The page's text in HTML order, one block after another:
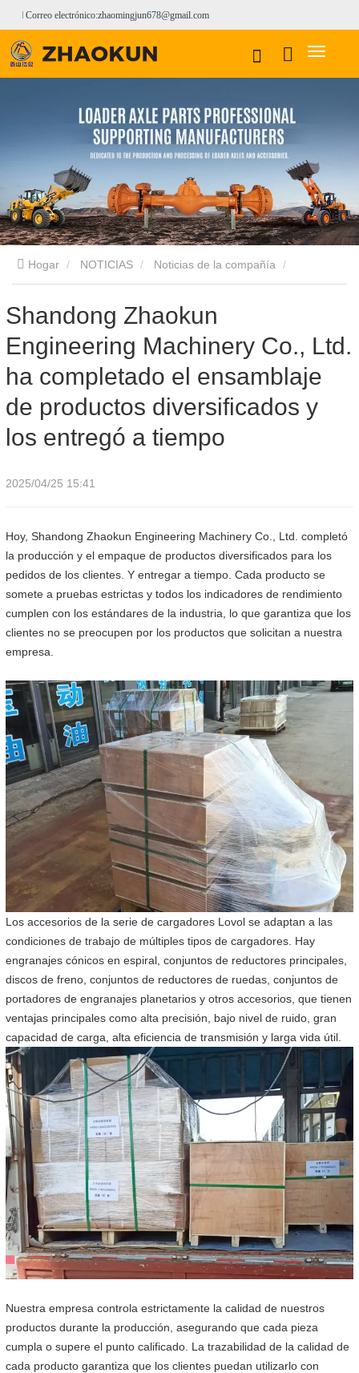
Correo electrónico:zhaomingjun678@gmail.com
Hogar NOTICIAS Noticias de la compañía
completado el ensamblaje de productos diversificados y los
entregó a tiempo
Shandong Zhaokun
Engineering Machinery Co., Ltd.
ha completado el ensamblaje
de productos diversificados y
los entregó a tiempo
2025/04/25 15:41
Hoy, Shandong Zhaokun Engineering Machinery Co., Ltd. completó
la producción y el empaque de productos diversificados para los
pedidos de los clientes. Y entregar a tiempo. Cada producto se
somete a pruebas estrictas y todos los indicadores de rendimiento
cumplen con los estándares de la industria, lo que garantiza que los
clientes no se preocupen por los productos que solicitan a nuestra
empresa.
Los accesorios de la serie de cargadores Lovol se adaptan a las
condiciones de trabajo de múltiples tipos de cargadores. Hay
engranajes cónicos en espiral, conjuntos de reductores principales,
discos de freno, conjuntos de reductores de ruedas, conjuntos de
portadores de engranajes planetarios y otros accesorios, que tienen
ventajas principales como alta precisión, bajo nivel de ruido, gran
capacidad de carga, alta eficiencia de transmisión y larga vida útil.
Nuestra empresa controla estrictamente la calidad de nuestros
productos durante la producción, asegurando que cada pieza
cumpla o supere el punto calificado. La trazabilidad de la calidad de
cada producto garantiza que los clientes puedan utilizarlo con